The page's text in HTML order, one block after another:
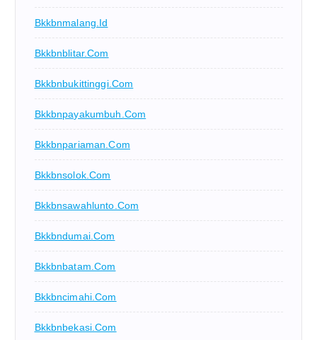
Bkkbnmalang.id
Bkkbnblitar.com
Bkkbnbukittinggi.com
Bkkbnpayakumbuh.com
Bkkbnpariaman.com
Bkkbnsolok.com
Bkkbnsawahlunto.com
Bkkbndumai.com
Bkkbnbatam.com
Bkkbncimahi.com
Bkkbnbekasi.com